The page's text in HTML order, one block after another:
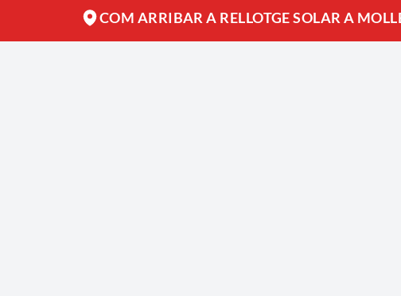
COM ARRIBAR A RELLOTGE SOLAR A